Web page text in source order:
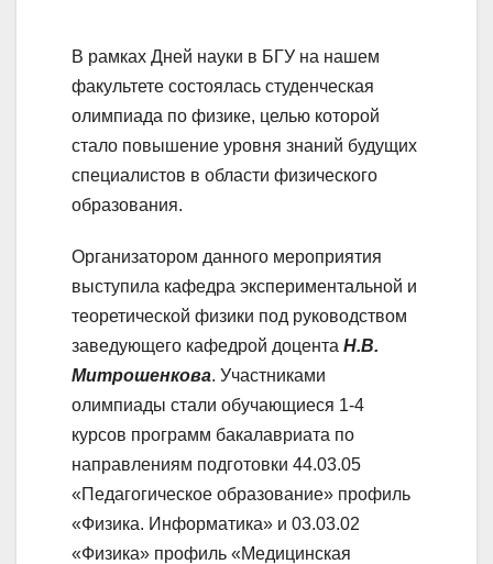
В рамках Дней науки в БГУ на нашем
факультете состоялась студенческая
олимпиада по физике, целью которой
стало повышение уровня знаний будущих
специалистов в области физического
образования.
Организатором данного мероприятия
выступила кафедра экспериментальной и
теоретической физики под руководством
заведующего кафедрой доцента Н.В.
Митрошенкова. Участниками
олимпиады стали обучающиеся 1-4
курсов программ бакалавриата по
направлениям подготовки 44.03.05
«Педагогическое образование» профиль
«Физика. Информатика» и 03.03.02
«Физика» профиль «Медицинская